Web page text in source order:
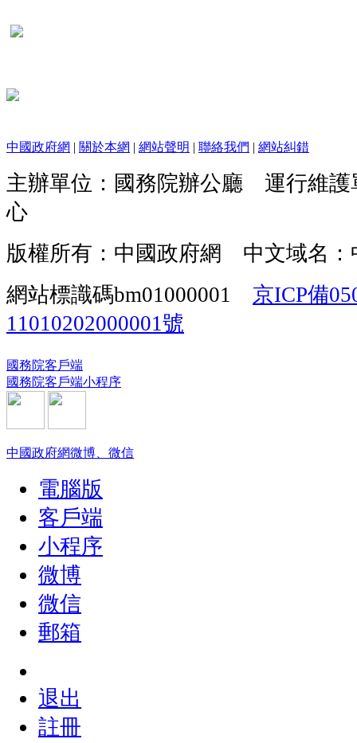
中國政府網 | 關於本網 | 網站聲明 | 聯絡我們 | 網站糾錯
主辦單位：國務院辦公廳 運行維護
心
版權所有：中國政府網 中文域名：
網站標識碼bm01000001 京ICP備
11010202000001號
國務院客戶端
國務院客戶端小程序
中國政府網微博、微信
電腦版
客戶端
小程序
微博
微信
郵箱
退出
註冊